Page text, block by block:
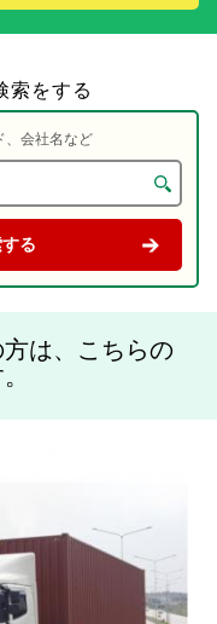
索をする
、会社名など
は、こちらの